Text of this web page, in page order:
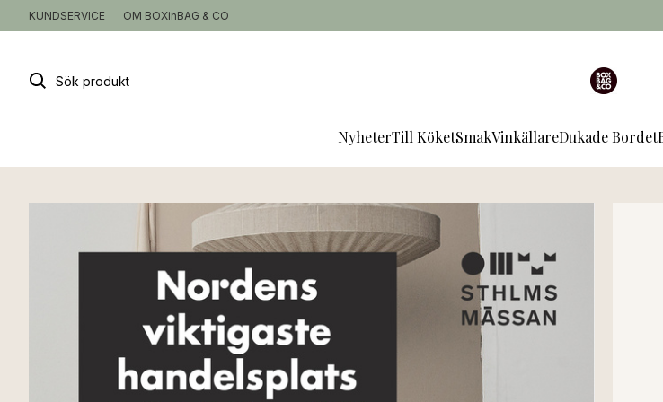
KUNDSERVICE OM BOXinBAG & CO
Sök
NyheterTill KöketSmakVinkällareDukade Bordet